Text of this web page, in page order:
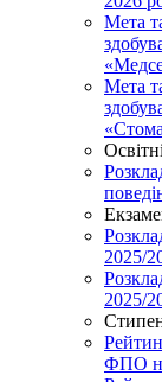
Мета
Мета
2025/
2025/
ФПО